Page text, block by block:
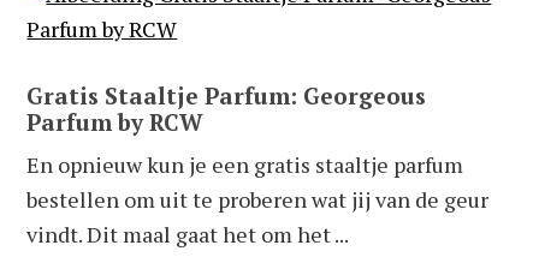
Gratis Staaltje Parfum: Georgeous
Parfum by RCW
En opnieuw kun je een gratis staaltje parfum
bestellen om uit te proberen wat jij van de geur
vindt. Dit maal gaat het om het ...